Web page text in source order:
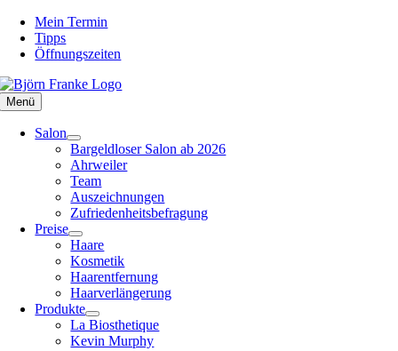
Zum
Inhalt
springen
Mein Termin
Tipps
Öffnungszeiten
Menü
Salon
Bargeldloser Salon ab 2026
Ahrweiler
Team
Auszeichnungen
Zufriedenheitsbefragung
Preise
Haare
Kosmetik
Haarentfernung
Haarverlängerung
Produkte
La Biosthetique
Kevin Murphy